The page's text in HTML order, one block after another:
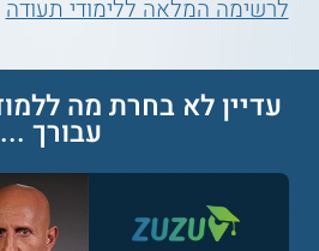
לרשימה המלאה ללימודי תעודה
עדיין לא בחרת מה
עבורך ...